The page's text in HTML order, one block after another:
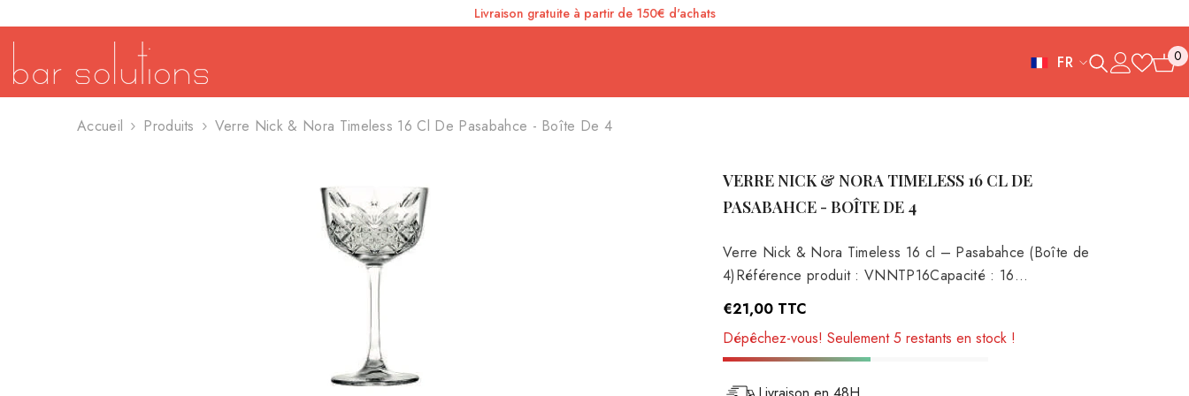
Livraison gratuite à partir de 150€ d'achats
FR
0
0
Accueil Produits Verre Nick & Nora Timeless 16 Cl De Pasabahce - Boîte De 4
VERRE NICK & NORA TIMELESS 16 CL DE
PASABAHCE - BOÎTE DE 4
Verre Nick & Nora Timeless 16 cl – Pasabahce (Boîte de
4)Référence produit : VNNTP16Capacité : 16...
€21,00 TTC
Dépêchez-vous! Seulement 5 restants en stock !